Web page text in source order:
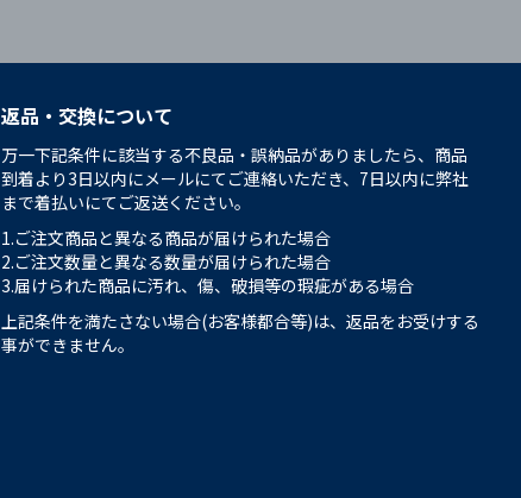
返品・交換について
万一下記条件に該当する不良品・誤納品がありましたら、商品
到着より3日以内にメールにてご連絡いただき、7日以内に弊社
まで着払いにてご返送ください。
1.ご注文商品と異なる商品が届けられた場合
2.ご注文数量と異なる数量が届けられた場合
3.届けられた商品に汚れ、傷、破損等の瑕疵がある場合
上記条件を満たさない場合(お客様都合等)は、返品をお受けする
事ができません。